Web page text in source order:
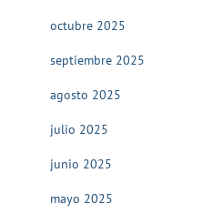
octubre 2025
septiembre 2025
agosto 2025
julio 2025
junio 2025
mayo 2025